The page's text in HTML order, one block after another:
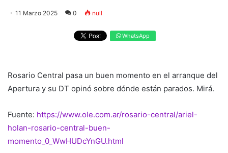
11 Marzo 2025 0 null
WhatsApp
Rosario Central pasa un buen momento en el arranque del
Apertura y su DT opinó sobre dónde están parados. Mirá.
Fuente: https://www.ole.com.ar/rosario-central/ariel-
holan-rosario-central-buen-
momento_0_WwHUDcYnGU.html